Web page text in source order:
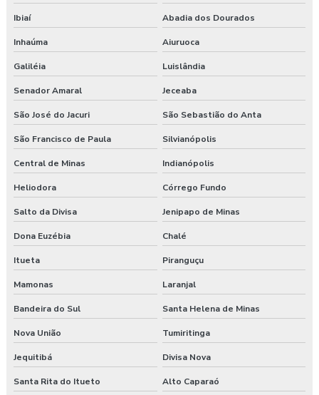
Ibiaí Abadia dos Dourados
Inhaúma Aiuruoca
Galiléia Luislândia
Senador Amaral Jeceaba
São José do Jacuri São Sebastião do Anta
São Francisco de Paula Silvianópolis
Central de Minas Indianópolis
Heliodora Córrego Fundo
Salto da Divisa Jenipapo de Minas
Dona Euzébia Chalé
Itueta Piranguçu
Mamonas Laranjal
Bandeira do Sul Santa Helena de Minas
Nova União Tumiritinga
Jequitibá Divisa Nova
Santa Rita do Itueto Alto Caparaó